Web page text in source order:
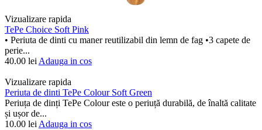
Vizualizare rapida
TePe Choice Soft Pink
• Periuta de dinti cu maner reutilizabil din lemn de fag •3 capete de
perie...
40.00 lei Adauga in cos
Vizualizare rapida
Periuta de dinti TePe Colour Soft Green
Periuța de dinți TePe Colour este o periuță durabilă, de înaltă calitate
și ușor de...
10.00 lei Adauga in cos